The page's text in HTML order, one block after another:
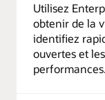
Utilisez
obtenir de la
identifiez
ouvertes et
performances.